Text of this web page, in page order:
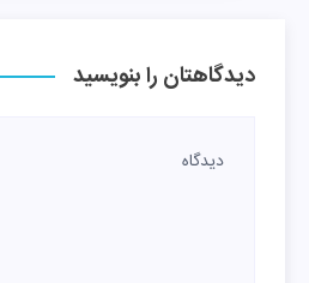
دیدگاهتان را بنویسید